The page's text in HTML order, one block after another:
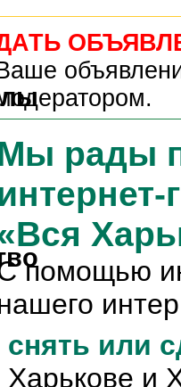
рады
помощью
снять или
Харькове и